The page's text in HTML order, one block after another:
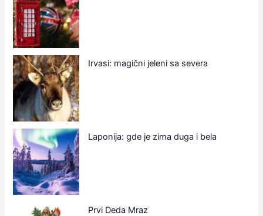
Irvasi: magični jeleni sa severa
Laponija: gde je zima duga i bela
Prvi Deda Mraz